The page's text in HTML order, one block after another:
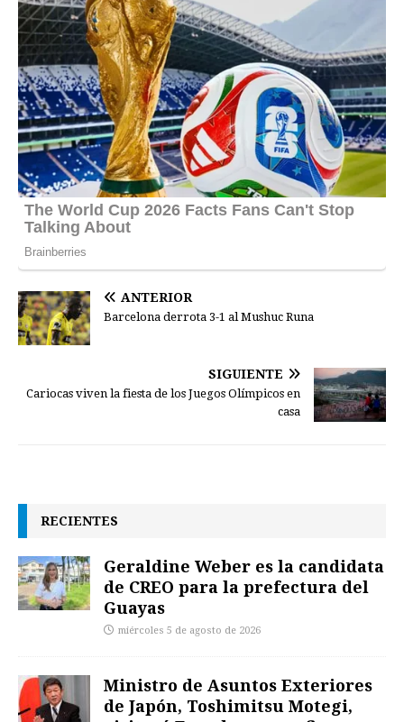
ANTERIOR
Barcelona derrota 3-1 al Mushuc Runa
SIGUIENTE
Cariocas viven la fiesta de los Juegos Olímpicos en
casa
RECIENTES
Geraldine Weber es la candidata
de CREO para la prefectura del
Guayas
miércoles 5 de agosto de 2026
Ministro de Asuntos Exteriores
de Japón, Toshimitsu Motegi,